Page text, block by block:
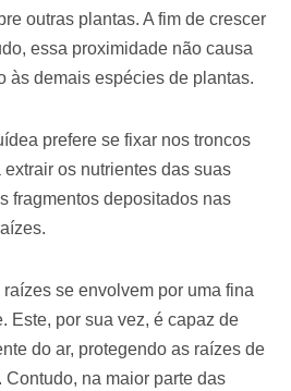
outras plantas. A fim de crescer
essa proximidade não causa
às demais espécies de plantas.
prefere se fixar nos troncos
os nutrientes das suas
fragmentos depositados nas
se envolvem por uma fina
Este, por sua vez, é capaz de
do ar, protegendo as raízes de
na maior parte das